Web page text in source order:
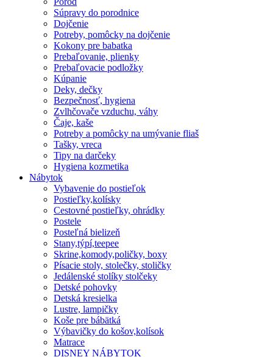
Súpravy do porodnice
Dojčenie
Potreby, pomôcky na dojčenie
Kokony pre babatka
Prebaľovanie, plienky
Prebaľovacie podložky
Kúpanie
Deky, dečky
Bezpečnosť, hygiena
Zvlhčovače vzduchu, váhy
Čaje, kaše
Potreby a pomôcky na umývanie fliaš
Tašky, vreca
Tipy na darčeky
Hygiena kozmetika
Nábytok
Vybavenie do postieľok
Postieľky,kolísky
Cestovné postieľky, ohrádky
Postele
Posteľná bielizeň
Stany,týpí,teepee
Skrine,komody,poličky, boxy
Písacie stoly, stolečky, stoličky
Jedálenské stolíky stolčeky
Detské pohovky
Detská kresielka
Lustre, lampičky
Koše pre bábätká
Výbavičky do košov,kolísok
Matrace
DISNEY NÁBYTOK